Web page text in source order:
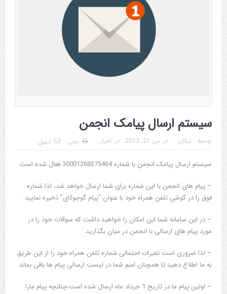
سیستم ارسال پیامک انجمن
توسط : نیکان در: می 21, 2012 در: اخبار چاپ ایمیل
سیستم ارسال پیامک انجمن با شماره 30001268275464 فعال شده است.
– پیام های انجمن با این شماره برای شما ارسال خواهد شد، لذا شماره
فوق را در گوشی تلفن همراه خود با عنوان “پیام گوجوکای” ذخیره نمایید.
– در این سامانه شما این امکان را خواهید داشت که سوالات خود را در
مورد پیام های ارسالی با انجمن در میان بگذارید.
– لذا ضروری است تغیرات احتمالی شماره تلفن همراه خود را از این طریق
به ما اطلاع دهید تا همچنان اسم شما در لیست ارسالی پیام ها باقی بماند.
– اولین پیام ما در تاریخ 1 خرداد ماه ارسال شده است،چنانچه پیام مارا